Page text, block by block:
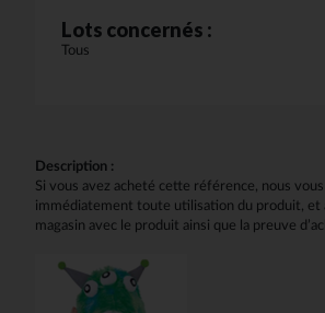
Lots concernés :
Tous
Description :
Si vous avez acheté cette référence, nous
immédiatement toute utilisation du produit, et
magasin avec le produit ainsi que la preuve